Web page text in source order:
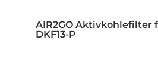
AIR2GO Aktivkohlefilter
DKF13-P